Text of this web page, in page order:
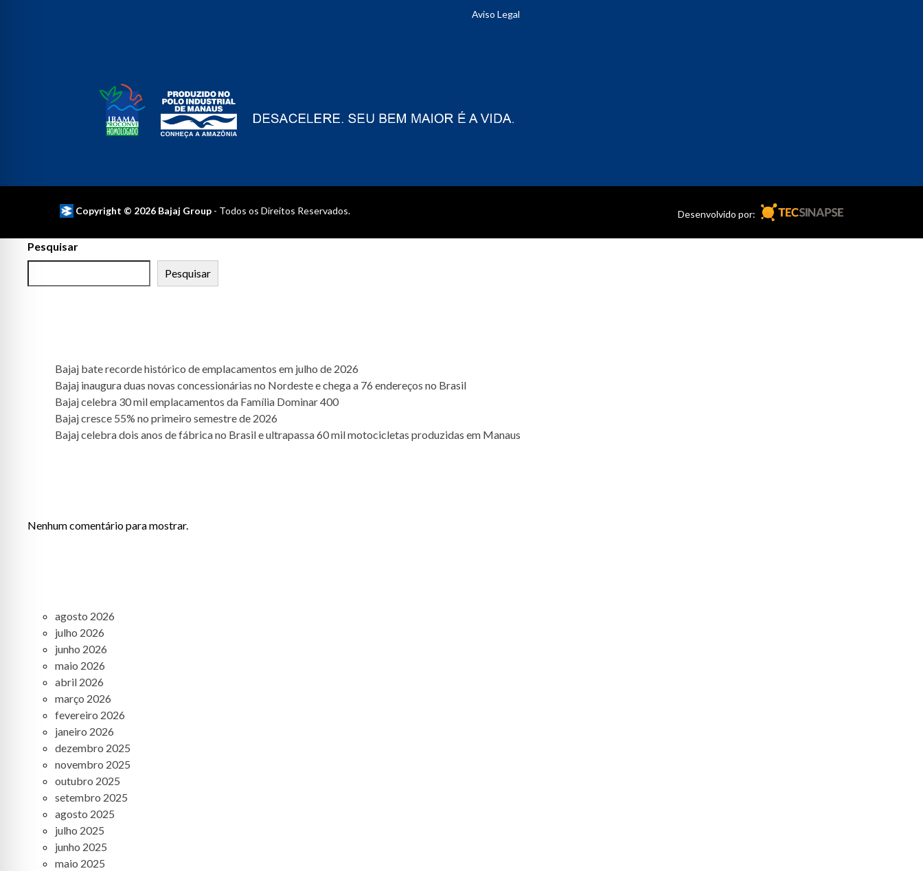
Aviso Legal
Copyright © 2026 Bajaj Group - Todos os Direitos Reservados. Desenvolvido por:
Pesquisar
Pesquisar
Bajaj bate recorde histórico de emplacamentos em julho de 2026
Bajaj inaugura duas novas concessionárias no Nordeste e chega a 76 endereços no Brasil
Bajaj celebra 30 mil emplacamentos da Família Dominar 400
Bajaj cresce 55% no primeiro semestre de 2026
Bajaj celebra dois anos de fábrica no Brasil e ultrapassa 60 mil motocicletas produzidas em Manaus
Nenhum comentário para mostrar.
agosto 2026
julho 2026
junho 2026
maio 2026
abril 2026
março 2026
fevereiro 2026
janeiro 2026
dezembro 2025
novembro 2025
outubro 2025
setembro 2025
agosto 2025
julho 2025
junho 2025
maio 2025